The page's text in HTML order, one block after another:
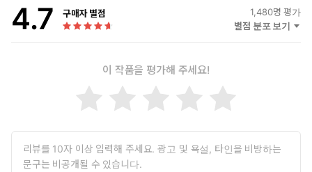
4.7 구매자 별점 1,480명 평가
별점 분포 보기
이 작품을 평가해 주세요!